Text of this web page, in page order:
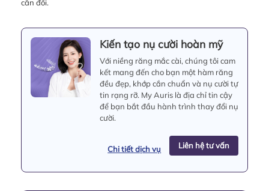
cân đối.
Kiến tạo nụ cười hoàn mỹ
Với niềng răng mắc cài, chúng tôi cam
kết mang đến cho bạn một hàm răng
đều đẹp, khớp cắn chuẩn và nụ cười tự
tin rạng rỡ. My Auris là địa chỉ tin cậy
để bạn bắt đầu hành trình thay đổi nụ
cười.
Chi tiết dịch vụ Liên hệ tư vấn